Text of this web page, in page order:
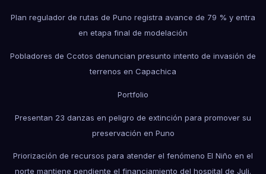
Plan regulador de rutas de Puno registra avance de 79 % y entra
en etapa final de modelación
Pobladores de Ccotos denuncian presunto intento de invasión de
terrenos en Capachica
Portfolio
Presentan 23 danzas en peligro de extinción para promover su
preservación en Puno
Priorización de recursos para atender el fenómeno El Niño en el
norte mantiene pendiente el financiamiento del hospital de Juli.